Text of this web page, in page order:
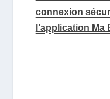
connexion
l’application Ma